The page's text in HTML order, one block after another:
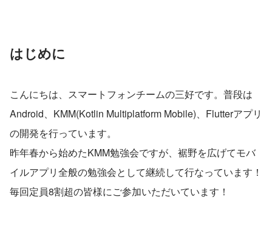
はじめに
こんにちは、スマートフォンチームの三好です。普段は
Android、KMM(Kotlin Multiplatform Mobile)、Flutterアプリ
の開発を行っています。
昨年春から始めたKMM勉強会ですが、裾野を広げてモバ
イルアプリ全般の勉強会として継続して行なっています！
毎回定員8割超の皆様にご参加いただいています！